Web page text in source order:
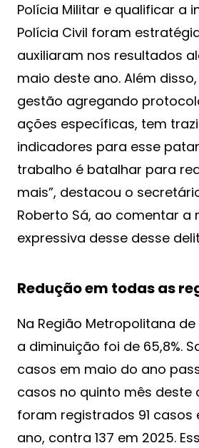
Polícia Militar e qualificar a
Polícia Civil foram
auxiliaram nos resultados
maio deste ano. Além
gestão agregando
ações específicas, tem
indicadores para esse
trabalho é batalhar para
mais”, destacou o
Roberto Sá, ao comentar a
expressiva desse desse
Redução em todas as
Na Região Metropolitana de
a diminuição foi de 65,8%.
casos em maio do ano
casos no quinto mês deste
foram registrados 91 casos
ano, contra 137 em 2025.